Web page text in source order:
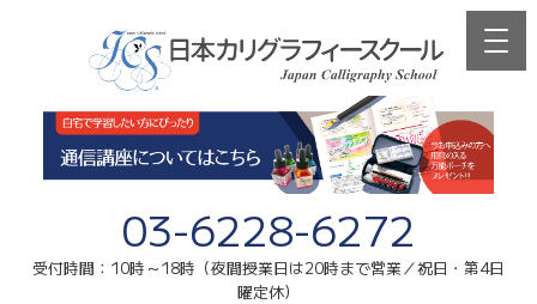
03-6228-6272
受付時間：10時～18時（夜間授業日は20時まで営業／祝日・第4日
曜定休）